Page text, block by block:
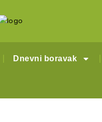
Dnevni boravak